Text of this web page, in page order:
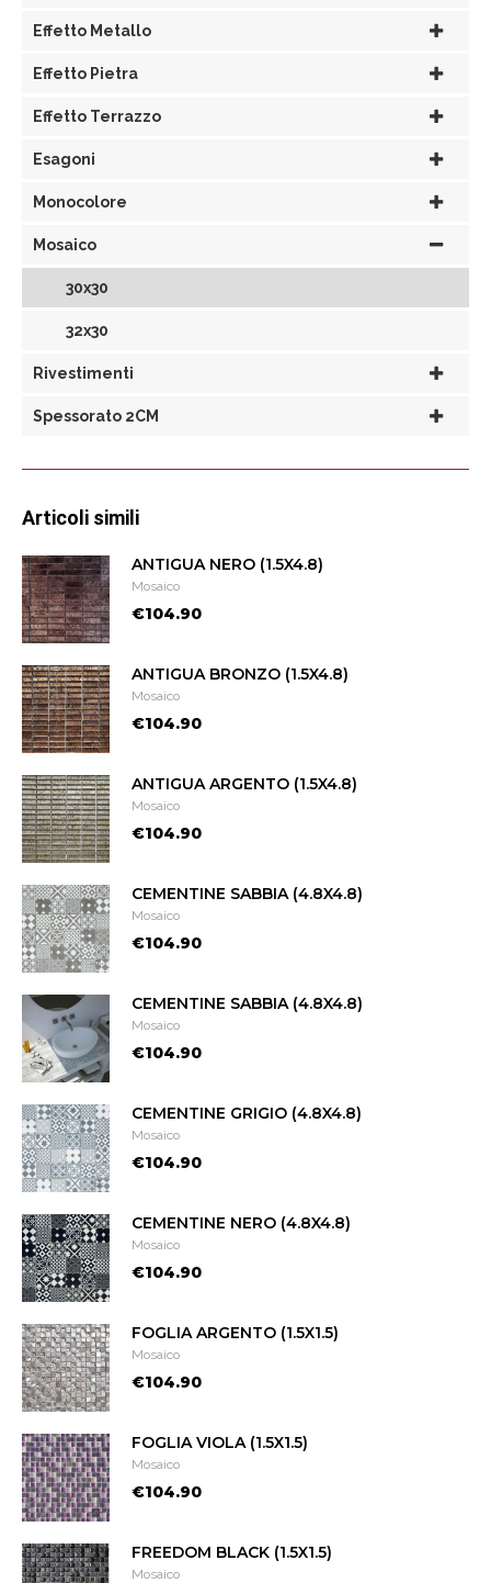
Effetto Metallo
Effetto Pietra
Effetto Terrazzo
Esagoni
Monocolore
Mosaico
30x30
32x30
Rivestimenti
Spessorato 2CM
Articoli simili
ANTIGUA NERO (1.5X4.8)
Mosaico
€104.90
ANTIGUA BRONZO (1.5X4.8)
Mosaico
€104.90
ANTIGUA ARGENTO (1.5X4.8)
Mosaico
€104.90
CEMENTINE SABBIA (4.8X4.8)
Mosaico
€104.90
CEMENTINE SABBIA (4.8X4.8)
Mosaico
€104.90
CEMENTINE GRIGIO (4.8X4.8)
Mosaico
€104.90
CEMENTINE NERO (4.8X4.8)
Mosaico
€104.90
FOGLIA ARGENTO (1.5X1.5)
Mosaico
€104.90
FOGLIA VIOLA (1.5X1.5)
Mosaico
€104.90
FREEDOM BLACK (1.5X1.5)
Mosaico